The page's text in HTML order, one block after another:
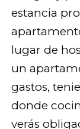
estancia
lugar de
un
gastos,
donde
verás